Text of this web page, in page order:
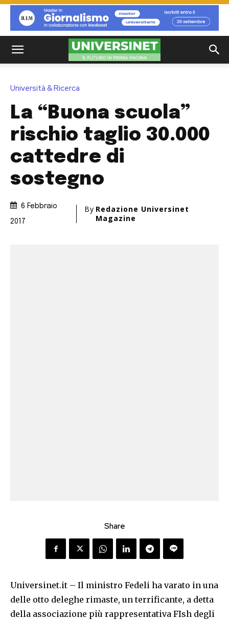
Università & Ricerca
La “Buona scuola”
rischio taglio 30.000
cattedre di
sostegno
6 Febbraio
2017
By Redazione Universinet
Magazine
Share
Universinet.it – Il ministro Fedeli ha varato in una
delle otto deleghe rimaste, un terrificante, a detta
della associazione più rappresentativa FIsh degli